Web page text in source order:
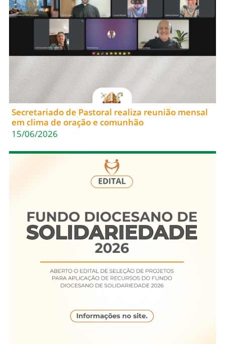
Secretariado de Pastoral realiza reunião mensal
em clima de oração e comunhão
15/06/2026